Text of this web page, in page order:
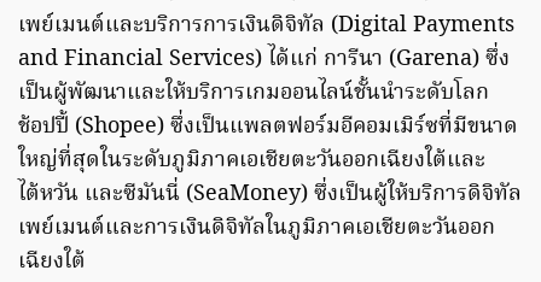
เพย์เมนต์และบริการการเงินดิจิทัล (Digital Payments
and Financial Services) ได้แก่ การีนา (Garena) ซึ่ง
เป็นผู้พัฒนาและให้บริการเกมออนไลน์ชั้นนำระดับโลก
ช้อปปี้ (Shopee) ซึ่งเป็นแพลตฟอร์มอีคอมเมิร์ซที่มีขนาด
ใหญ่ที่สุดในระดับภูมิภาคเอเชียตะวันออกเฉียงใต้และ
ไต้หวัน และซีมันนี่ (SeaMoney) ซึ่งเป็นผู้ให้บริการดิจิทัล
เพย์เมนต์และการเงินดิจิทัลในภูมิภาคเอเชียตะวันออก
เฉียงใต้